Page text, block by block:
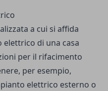
a cui si affida
elettrico di una casa
per il rifacimento
per esempio,
elettrico esterno o